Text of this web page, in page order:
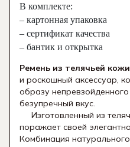
В комплекте:
– картонная упаковка
– сертификат качества
– бантик и открытка
Ремень из телячьей
и роскошный аксессуар,
образу
безупречный вкус.
Изготовленный из
поражает своей
Комбинация